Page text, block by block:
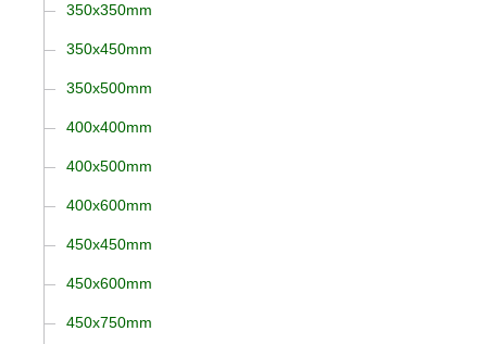
350x350mm
350x450mm
350x500mm
400x400mm
400x500mm
400x600mm
450x450mm
450x600mm
450x750mm